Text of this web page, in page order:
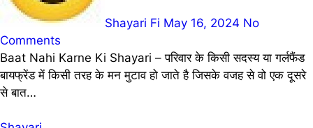
Shayari Fi May 16, 2024 No
Comments
Baat Nahi Karne Ki Shayari – परिवार के किसी सदस्य या गर्लफैंड
बायफ्रेंड में किसी तरह के मन मुटाव हो जाते है जिसके वजह से वो एक दूसरे
से बात…